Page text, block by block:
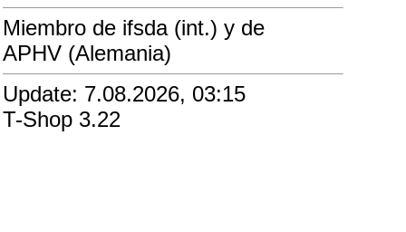
Miembro de ifsda (int.) y de
APHV (Alemania)
Update: 7.08.2026, 03:15
T-Shop 3.22